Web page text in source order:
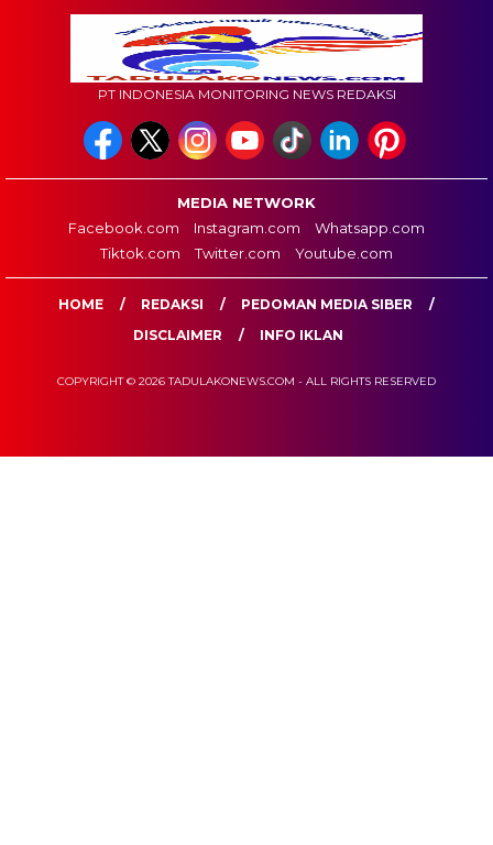
PT INDONESIA MONITORING NEWS REDAKSI
MEDIA NETWORK
Facebook.com
Instagram.com
Whatsapp.com
Tiktok.com
Twitter.com Youtube.com
HOME REDAKSI
PEDOMAN MEDIA SIBER
DISCLAIMER
INFO IKLAN
COPYRIGHT © 2026 TADULAKONEWS.COM - ALL RIGHTS RESERVED